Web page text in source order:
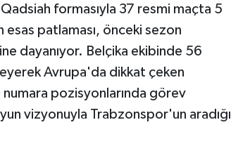
formasıyla 37 resmi maçta 5
esas patlaması, önceki sezon
dayanıyor. Belçika ekibinde 56
Avrupa'da dikkat çeken
pozisyonlarında görev
vizyonuyla Trabzonspor'un aradığı